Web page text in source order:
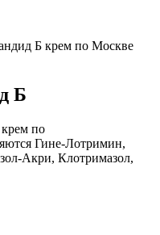
Б крем по Москве
Б
по
Гине-Лотримин,
Акри, Клотримазол,